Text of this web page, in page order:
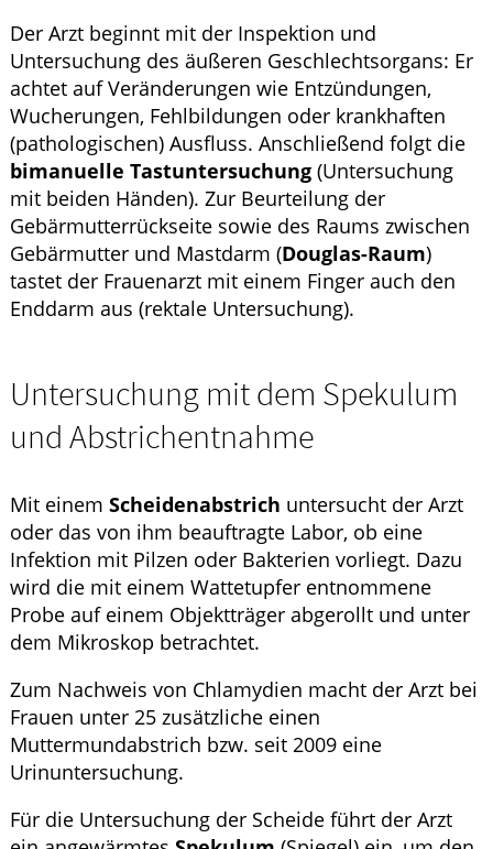
Der Arzt beginnt mit der Inspektion und
Untersuchung des äußeren Geschlechtsorgans: Er
achtet auf Veränderungen wie Entzündungen,
Wucherungen, Fehlbildungen oder krankhaften
(pathologischen) Ausfluss. Anschließend folgt die
bimanuelle Tastuntersuchung (Untersuchung
mit beiden Händen). Zur Beurteilung der
Gebärmutterrückseite sowie des Raums zwischen
Gebärmutter und Mastdarm (Douglas-Raum)
tastet der Frauenarzt mit einem Finger auch den
Enddarm aus (rektale Untersuchung).
Untersuchung mit dem Spekulum
und Abstrichentnahme
Mit einem Scheidenabstrich untersucht der Arzt
oder das von ihm beauftragte Labor, ob eine
Infektion mit Pilzen oder Bakterien vorliegt. Dazu
wird die mit einem Wattetupfer entnommene
Probe auf einem Objektträger abgerollt und unter
dem Mikroskop betrachtet.
Zum Nachweis von Chlamydien macht der Arzt bei
Frauen unter 25 zusätzliche einen
Muttermundabstrich bzw. seit 2009 eine
Urinuntersuchung.
Für die Untersuchung der Scheide führt der Arzt